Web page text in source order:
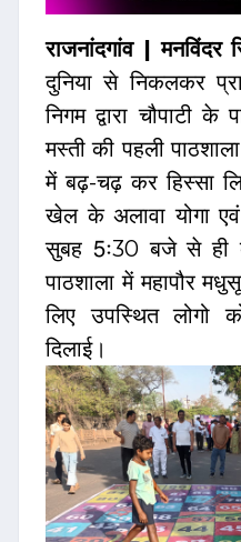
राजनांदगांव |
दुनिया से निकलकर
निगम द्वारा चौपाटी
मस्ती की पहली
में बढ़-चढ़ कर हिस्सा
खेल के अलावा योगा
सुबह 5ः30 बजे से ही
पाठशाला में महापौर
लिए उपस्थित लोगो
दिलाई।